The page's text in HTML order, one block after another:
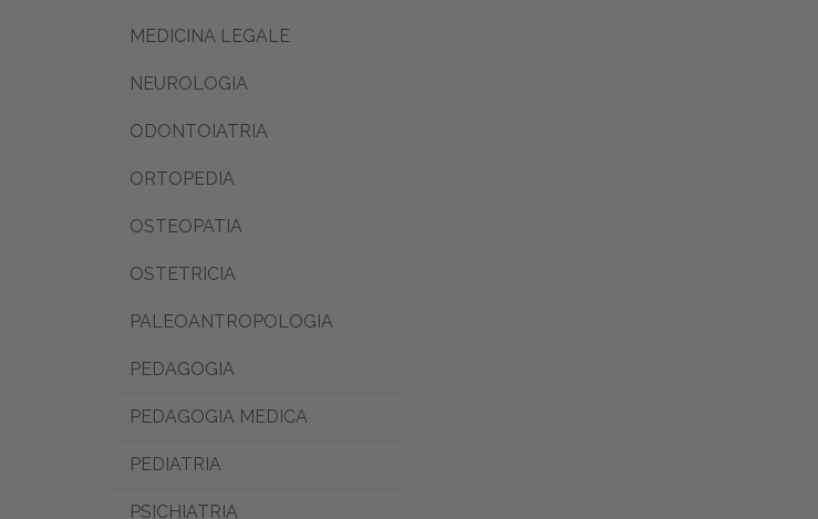
MEDICINA LEGALE
NEUROLOGIA
ODONTOIATRIA
ORTOPEDIA
OSTEOPATIA
OSTETRICIA
PALEOANTROPOLOGIA
PEDAGOGIA
PEDAGOGIA MEDICA
PEDIATRIA
PSICHIATRIA